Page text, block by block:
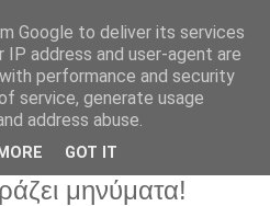
"ΔΕΛΑΣΑΛ"
μηνύματα!
Google to deliver its services
IP address and user-agent are
performance and security
service, generate usage
address abuse.
GOT IT